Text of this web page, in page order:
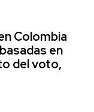
Colombia
en
del voto,